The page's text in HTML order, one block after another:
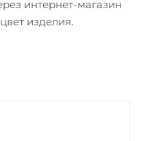
интернет-магазин
изделия.